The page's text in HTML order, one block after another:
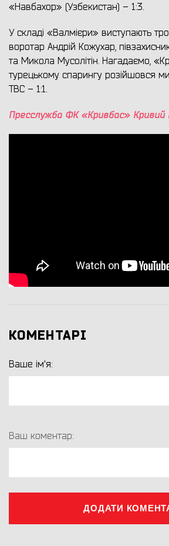
«Навбахор» (Узбекистан) – 1:3.
У складі «Валмієри» виступають
воротар Андрій Кожухар,
та Микола Мусолітін. Нагадаємо,
турецькому спарингу розійшовся
TBC – 1:1.
Пресслужба ФК «Кривбас» Кривий
КОМЕНТАРІ
Ваше ім'я:
Ваш коментар:
ДОДАТИ